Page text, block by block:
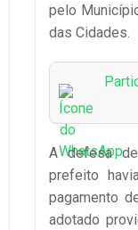
pelo
das Cidades.
A defesa
prefeito
pagamento
adotado